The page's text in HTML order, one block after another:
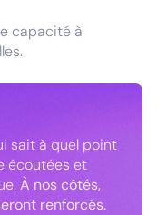
capacité à
sait à quel point
écoutées et
À nos côtés,
renforcés.